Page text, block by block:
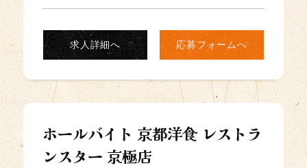
求人詳細へ 応募フォームへ
ホールバイト 京都洋食 レストラ
ンスター 京極店